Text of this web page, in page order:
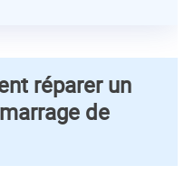
réparer un
de